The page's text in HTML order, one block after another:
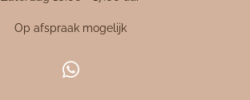
Op afspraak mogelijk
W